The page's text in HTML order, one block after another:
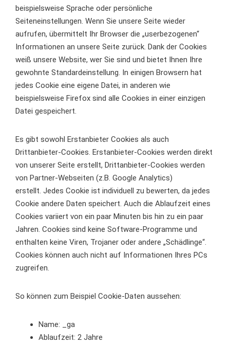
beispielsweise Sprache oder persönliche
Seiteneinstellungen. Wenn Sie unsere Seite wieder
aufrufen, übermittelt Ihr Browser die „userbezogenen“
Informationen an unsere Seite zurück. Dank der Cookies
weiß unsere Website, wer Sie sind und bietet Ihnen Ihre
gewohnte Standardeinstellung. In einigen Browsern hat
jedes Cookie eine eigene Datei, in anderen wie
beispielsweise Firefox sind alle Cookies in einer einzigen
Datei gespeichert.
Es gibt sowohl Erstanbieter Cookies als auch
Drittanbieter-Cookies. Erstanbieter-Cookies werden direkt
von unserer Seite erstellt, Drittanbieter-Cookies werden
von Partner-Webseiten (z.B. Google Analytics)
erstellt. Jedes Cookie ist individuell zu bewerten, da jedes
Cookie andere Daten speichert. Auch die Ablaufzeit eines
Cookies variiert von ein paar Minuten bis hin zu ein paar
Jahren. Cookies sind keine Software-Programme und
enthalten keine Viren, Trojaner oder andere „Schädlinge“.
Cookies können auch nicht auf Informationen Ihres PCs
zugreifen.
So können zum Beispiel Cookie-Daten aussehen:
Name: _ga
Ablaufzeit: 2 Jahre